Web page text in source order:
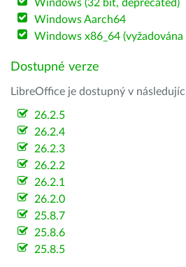
Windows (32 bit, deprecated)
Windows Aarch64
Windows x86_64
Dostupné verze
LibreOffice je dostupný v
26.2.5
26.2.4
26.2.3
26.2.2
26.2.1
26.2.0
25.8.7
25.8.6
25.8.5